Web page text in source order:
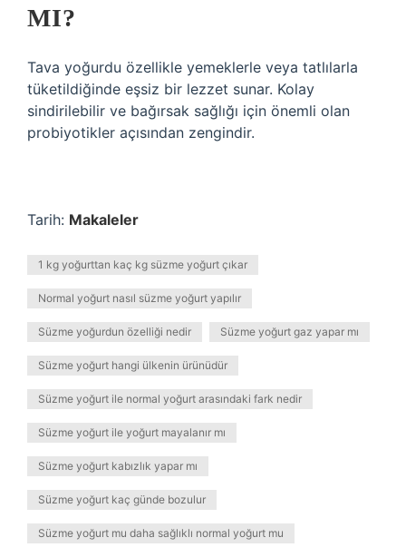
MI?
Tava yoğurdu özellikle yemeklerle veya tatlılarla
tüketildiğinde eşsiz bir lezzet sunar. Kolay
sindirilebilir ve bağırsak sağlığı için önemli olan
probiyotikler açısından zengindir.
Tarih: Makaleler
1 kg yoğurttan kaç kg süzme yoğurt çıkar
Normal yoğurt nasıl süzme yoğurt yapılır
Süzme yoğurdun özelliği nedir Süzme yoğurt gaz yapar mı
Süzme yoğurt hangi ülkenin ürünüdür
Süzme yoğurt ile normal yoğurt arasındaki fark nedir
Süzme yoğurt ile yoğurt mayalanır mı
Süzme yoğurt kabızlık yapar mı
Süzme yoğurt kaç günde bozulur
Süzme yoğurt mu daha sağlıklı normal yoğurt mu